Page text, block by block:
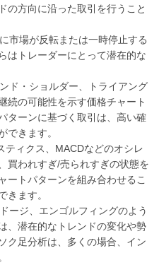
の方向に沿った取引を行うこと
市場が反転または一時停止する
はトレーダーにとって潜在的な
ド・ショルダー、トライアング
続の可能性を示す価格チャート
ターンに基づく取引は、高い確
できます。
ティクス、MACDなどのオシレ
買われすぎ/売られすぎの状態を
ートパターンを組み合わせるこ
きます。
ージ、エンゴルフィングのよう
、潜在的なトレンドの変化や勢
ク足分析は、多くの場合、イン